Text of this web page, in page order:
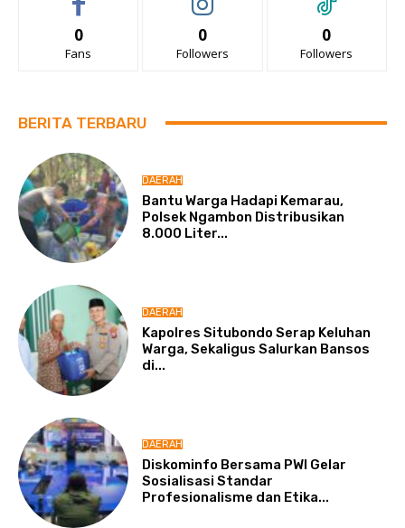
0
Fans
0
Followers
0
Followers
BERITA TERBARU
DAERAH
Bantu Warga Hadapi Kemarau,
Polsek Ngambon Distribusikan
8.000 Liter...
DAERAH
Kapolres Situbondo Serap Keluhan
Warga, Sekaligus Salurkan Bansos
di...
DAERAH
Diskominfo Bersama PWI Gelar
Sosialisasi Standar
Profesionalisme dan Etika...